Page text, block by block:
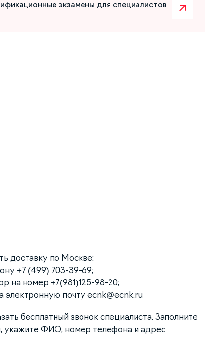
экзамены для специалистов
доставку по Москве:
+7 (499) 703-39-69;
на номер +7(981)125-98-20;
электронную почтуecnk@ecnk.ru
бесплатный звонок специалиста. Заполните
укажите ФИО, номер телефона и адрес